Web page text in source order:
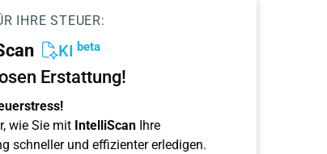
IHRE STEUER:
KI beta
Erstattung!
wie Sie mit IntelliScanIhre
schneller und effizienter erledigen.